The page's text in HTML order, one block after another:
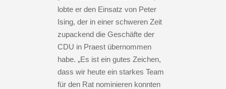
lobte er den Einsatz von Peter
Ising, der in einer schweren Zeit
zupackend die Geschäfte der
CDU in Praest übernommen
habe. „Es ist ein gutes Zeichen,
dass wir heute ein starkes Team
für den Rat nominieren konnten